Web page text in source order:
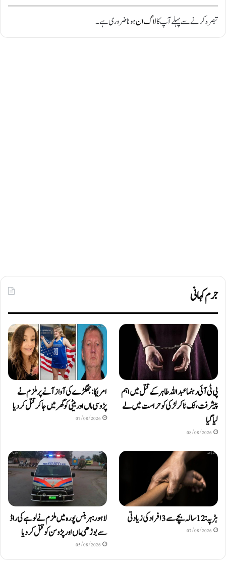
تبصرہ کرنے سے پہلے آپ کالاگ انہونا ضروری ہے۔
جرم کہانی
پی ٹی آئی رہنما عبداللہ طاہر کے قتل میں اہم
پیشرفت، ٹک ٹاکر لڑکی کو حراست میں لے
لیا گیا
08/08/2026
امریکا: جھگڑے کی آواز آنے پر ملزم نے
پڑوسی ماں اور بیٹی کو گھر میں جا کر قتل کر دیا
07/08/2026
ہڑپہ: 12 سالہ بچے سے 3 افراد کی زیادتی
07/08/2026
لاہور: ہربنس پورہ میں ملزم نے لوہے کی راڈ
سے بوڑھی ماں اور پڑوسن کو قتل کر دیا
05/08/2026